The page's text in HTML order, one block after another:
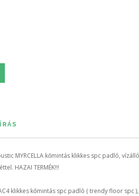
MYRCELLA kőmintás klikkes spc padló, vízálló
HAZAI TERMÉK!!!
klikkes kőmintás spc padló ( trendy floor spc ),